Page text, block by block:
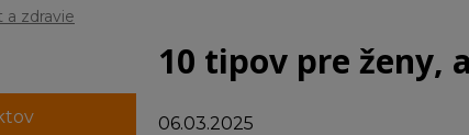
a zdravie
10 tipov pre ženy,
06.03.2025